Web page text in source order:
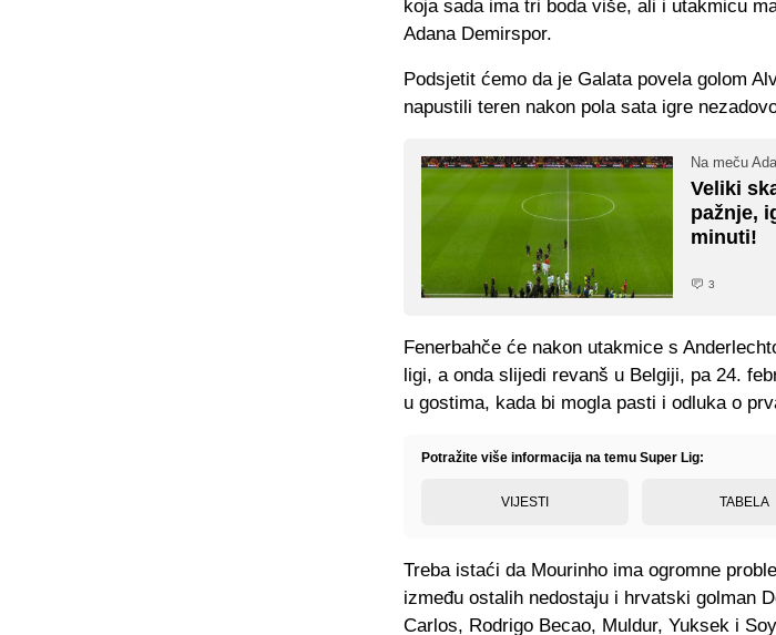
koja sada ima tri boda više, ali i utakmicu
Adana Demirspor.
Podsjetit ćemo da je Galata povela golom
napustili teren nakon pola sata igre
Na meču
Veliki
pažnje,
minuti!
3
Fenerbahče će nakon utakmice s
ligi, a onda slijedi revanš u Belgiji, pa 24.
u gostima, kada bi mogla pasti i odluka o
Potražite više informacija na temu Super Lig:
VIJESTI TABELA
Treba istaći da Mourinho ima ogromne
između ostalih nedostaju i hrvatski golman
Carlos, Rodrigo Becao, Muldur, Yuksek i